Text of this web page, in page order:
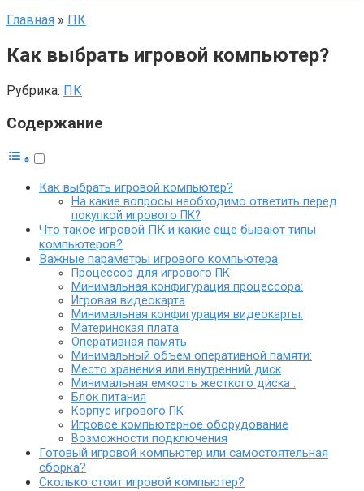
Главная » ПК
Как выбрать игровой компьютер?
Рубрика: ПК
Содержание
Как выбрать игровой компьютер?
На какие вопросы необходимо ответить перед
покупкой игрового ПК?
Что такое игровой ПК и какие еще бывают типы
компьютеров?
Важные параметры игрового компьютера
Процессор для игрового ПК
Минимальная конфигурация процессора:
Игровая видеокарта
Минимальная конфигурация видеокарты:
Материнская плата
Оперативная память
Минимальный объем оперативной памяти:
Место хранения или внутренний диск
Минимальная емкость жесткого диска :
Блок питания
Корпус игрового ПК
Игровое компьютерное оборудование
Возможности подключения
Готовый игровой компьютер или самостоятельная
сборка?
Сколько стоит игровой компьютер?